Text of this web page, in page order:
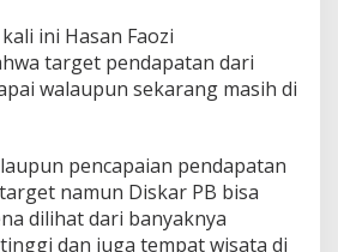
i
G
e
d
g
T
i
n
g
ini Hasan Faozi
target pendapatan dari
walaupun sekarang masih di
pencapaian pendapatan
namun Diskar PB bisa
dilihat dari banyaknya
dan juga tempat wisata di